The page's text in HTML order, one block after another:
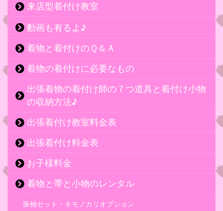
来店型着付け教室
動画も有るよ♪
着物と着付けのＱ＆Ａ
着物の着付けに必要なもの
出張着物の着付け師の７つ道具と着付け小物
の収納方法♪
出張着付け教室料金表
出張着付け料金表
お子様料金
着物と帯と小物のレンタル
振袖セット・キモノカリオプション